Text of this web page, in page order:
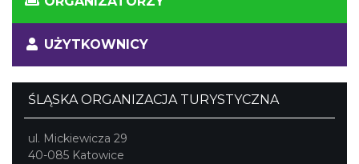
UŻYTKOWNICY
ŚLĄSKA ORGANIZACJA TURYSTYCZNA
ul. Mickiewicza 29
40-085 Katowice